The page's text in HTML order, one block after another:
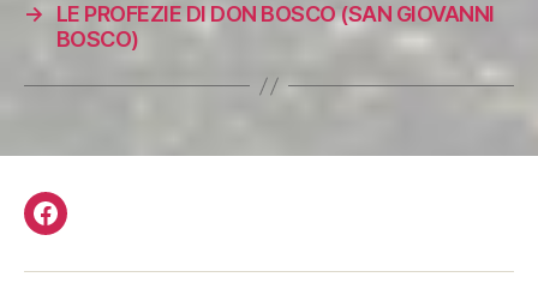
→
LE PROFEZIE DI DON BOSCO (SAN GIOVANNI
BOSCO)
Facebook